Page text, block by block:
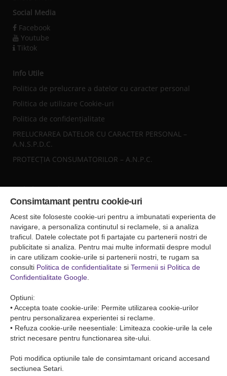
Social Media
Facebook
Youtube
Tiktok
Info Utile
Politica de prelucrare a datelor cu caracter personal
Politica de utilizare Cookie-uri
Politica de confidențialitate
PRELUCRAREA DATELOR CU CARACTER PERSONAL –
A.N.S.P.D.C.
PROTECȚIA CONSUMATORILOR – A.N.P.C.
Sediul central
Falticeni ( Autogara Romfour )
str. Plutonier Ghiniţă nr.8, Fălticeni, judeţul Suceava
0040374557200
Condiții de Transport
Condițiile de transport colete
Condițiile de transport persone
Consimtamant pentru cookie-uri
Acest site foloseste cookie-uri pentru a imbunatati experienta de
navigare, a personaliza continutul si reclamele, si a analiza
traficul. Datele colectate pot fi partajate cu partenerii nostri de
publicitate si analiza. Pentru mai multe informatii despre modul
in care utilizam cookie-urile si partenerii nostri, te rugam sa
consulti Politica de confidentialitate si Termenii si Politica de
Confidentialitate Google
Optiuni:
• Accepta toate cookie-urile: Permite utilizarea cookie-urilor
pentru personalizarea experientei si reclame.
• Refuza cookie-urile neesentiale: Limiteaza cookie-urile la cele
strict necesare pentru functionarea site-ului.
Poti modifica optiunile tale de consimtamant oricand accesand
sectiunea Setari.